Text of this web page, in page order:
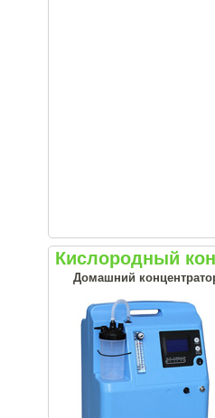
Кислородный
Домашний